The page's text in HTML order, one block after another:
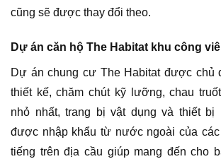
cũng sẽ được thay đổi theo.
Dự án căn hộ The Habitat khu công
Dự án chung cư The Habitat được chủ
thiết kế, chăm chút kỹ lưỡng, chau
nhỏ nhất, trang bị vật dụng và thiết bị
được nhập khẩu từ nước ngoài của
tiếng trên địa cầu giúp mang đến cho